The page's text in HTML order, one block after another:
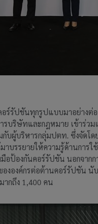
อร์รัปชันทุกรูปแบบมาอย่าง
รบริษัทและกฎหมาย เข้าร่
บผู้บริหารกลุ่มปตท. ซึ่งจัด
บรรยายให้ความรู้ด้านการ
อป้องกันคอร์รัปชัน นอกจาก
งองค์กรต่อต้านคอร์รัปชัน นั
ากถึง 1,400 คน